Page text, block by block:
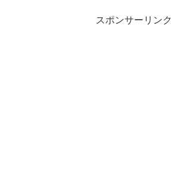
スポンサーリンク